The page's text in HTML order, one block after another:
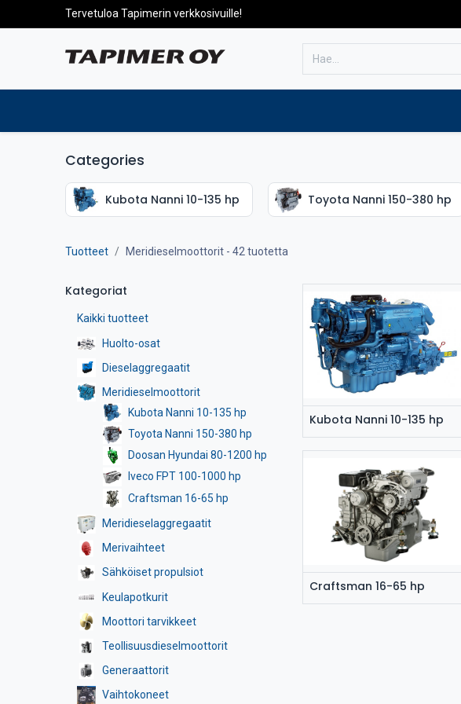
Tervetuloa Tapimerin verkkosivuille!
Categories
Kubota Nanni 10-135 hp Toyota Nanni 150-380 hp
Tuotteet Meridieselmoottorit- 42 tuotetta
Kategoriat
Kaikki tuotteet
Huolto-osat
Dieselaggregaatit
Meridieselmoottorit
Kubota Nanni 10-135 hp
Toyota Nanni 150-380 hp
Doosan Hyundai 80-1200 hp
Iveco FPT 100-1000 hp
Craftsman 16-65 hp
Meridieselaggregaatit
Merivaihteet
Sähköiset propulsiot
Keulapotkurit
Moottori tarvikkeet
Teollisuusdieselmoottorit
Generaattorit
Vaihtokoneet
Kubota Nanni 10-135 hp
Craftsman 16-65 hp